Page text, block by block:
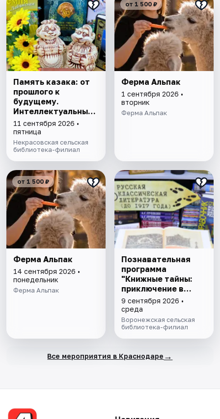
Память казака: от
прошлого к
будущему.
Интеллектуальный
турнир
11 сентября 2026 •
пятница
Некрасовская сельская
библиотека-филиал
от 1 500 ₽
Ферма Альпак
1 сентября 2026 •
вторник
Ферма Альпак
от 1 500 ₽
Ферма Альпак
14 сентября 2026 •
понедельник
Ферма Альпак
Познавательная
программа
"Книжные тайны:
приключение в
библиотеке"
9 сентября 2026 •
среда
Воронежская сельская
библиотека-филиал
Все мероприятия в Краснодаре →